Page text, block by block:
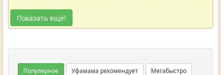
Показать ещё!
Популярное Уфамама рекомендует Мегабыстро